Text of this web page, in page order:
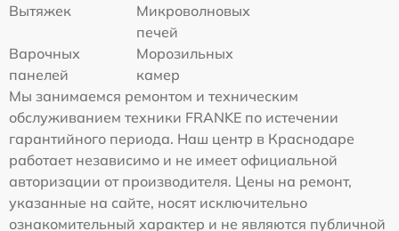
Вытяжек
Микроволновых
печей
Варочных
панелей
Морозильных
камер
Мы занимаемся ремонтом и техническим
обслуживанием техники FRANKE по истечении
гарантийного периода. Наш центр в Краснодаре
работает независимо и не имеет официальной
авторизации от производителя. Цены на ремонт,
указанные на сайте, носят исключительно
ознакомительный характер и не являются публичной